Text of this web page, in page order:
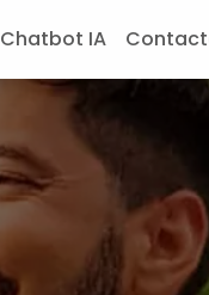
Chatbot IA